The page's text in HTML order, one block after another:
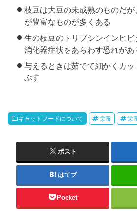
枝豆は大豆の未成熟のものだ
が豊富なものが多くある
生の枝豆のトリプシンインヒビ
消化器症状をあらわす恐れがあ
与えるときは茹でて細かくカ
ぶす
キャットフードについて 栄養 栄
ポスト
はてブ
Pocket